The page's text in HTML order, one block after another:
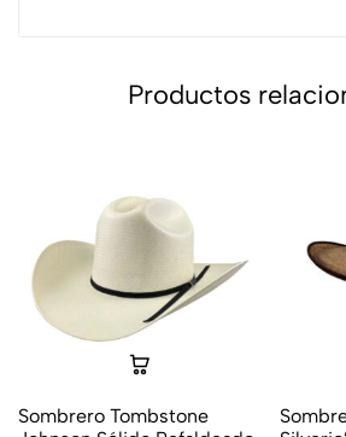
Productos
Sombrero Tombstone